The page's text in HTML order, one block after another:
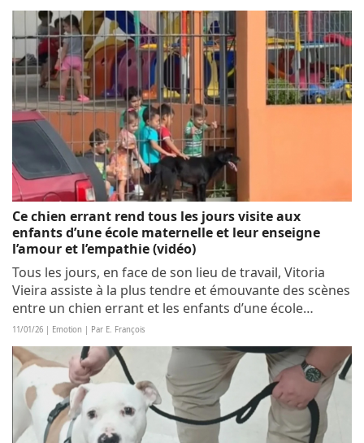
rêvaient et profitent chaque jour d’une dose d’amour...
Ce chien errant rend tous les jours visite aux
enfants d’une école maternelle et leur enseigne
l’amour et l’empathie (vidéo)
Tous les jours, en face de son lieu de travail, Vitoria
Vieira assiste à la plus tendre et émouvante des scènes
entre un chien errant et les enfants d’une école
maternelle. Le toutou en demande d’amour leur rend
visite pour recevoir quelques...
11/01/26 | Emotion | Par E. François